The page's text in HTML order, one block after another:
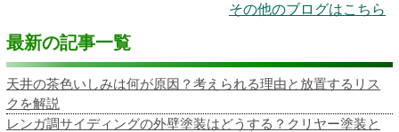
その他のブログはこちら
最新の記事一覧
天井の茶色いしみは何が原因？考えられる理由と放置するリス
クを解説
レンガ調サイディングの外壁塗装はどうする？クリヤー塗装と